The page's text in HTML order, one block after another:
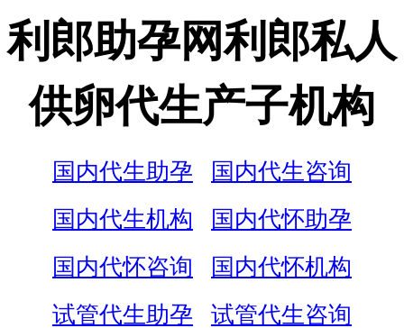
利郎助孕网利郎私人
供卵代生产子机构
国内代生助孕
国内代生咨询
国内代生机构
国内代怀助孕
国内代怀咨询
国内代怀机构
试管代生助孕
试管代生咨询